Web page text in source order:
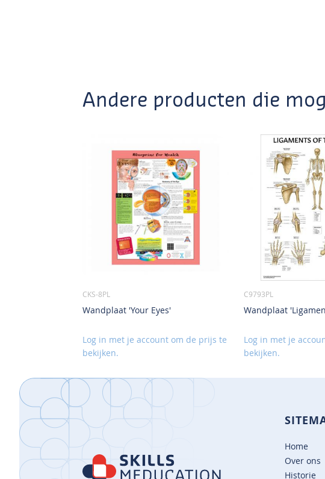
Andere producten die
CKS-8PL
Wandplaat 'Your Eyes'
Log in met je account om de prijs te
bekijken.
C9793PL
Wandplaat
Log in met je
bekijken.
Home
Over ons
Historie